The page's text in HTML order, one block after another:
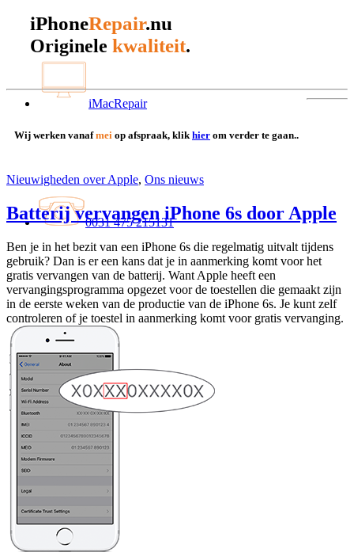
iMacRepair
0031 475 215131
iPhoneRepair.nu
Originele kwaliteit.
Wij werken vanafmei op afspraak, klik hier om verder te gaan..
Nieuwigheden over Apple, Ons nieuws
Batterij vervangen iPhone 6s door Apple
Ben je in het bezit van een iPhone 6s die regelmatig uitvalt tijdens
gebruik? Dan is er een kans dat je in aanmerking komt voor het
gratis vervangen van de batterij. Want Apple heeft een
vervangingsprogramma opgezet voor de toestellen die gemaakt zijn
in de eerste weken van de productie van de iPhone 6s. Je kunt zelf
controleren of je toestel in aanmerking komt voor gratis vervanging.